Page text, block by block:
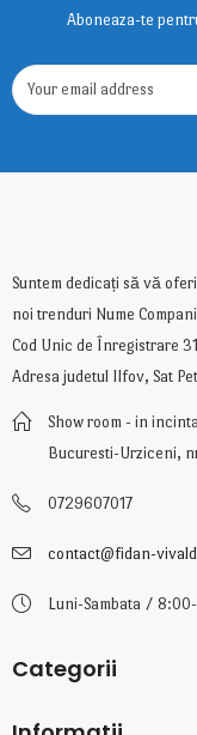
Aboneaza-te
Suntem dedicați să vă
noi trenduri Nume
Cod Unic de Înregistrare
Adresa judetul Ilfov, Sat
Show room - in
Bucuresti-Urziceni,
0729607017
contact@fidan-
Luni-Sambata /
Categorii